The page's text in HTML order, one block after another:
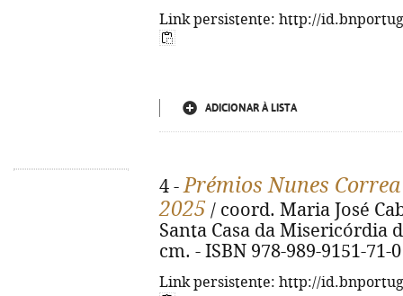
Link persistente: http://
ADICIONAR À LISTA
4 -Prémios Nunes
2025 / coord. Maria José
Santa Casa da Misericórdia
cm. - ISBN 978-989-9151-71-0
Link persistente: http://